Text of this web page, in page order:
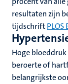
resultaten zijn
tijdschriftPLOS
Hoge
beroerte of
belangrijkste